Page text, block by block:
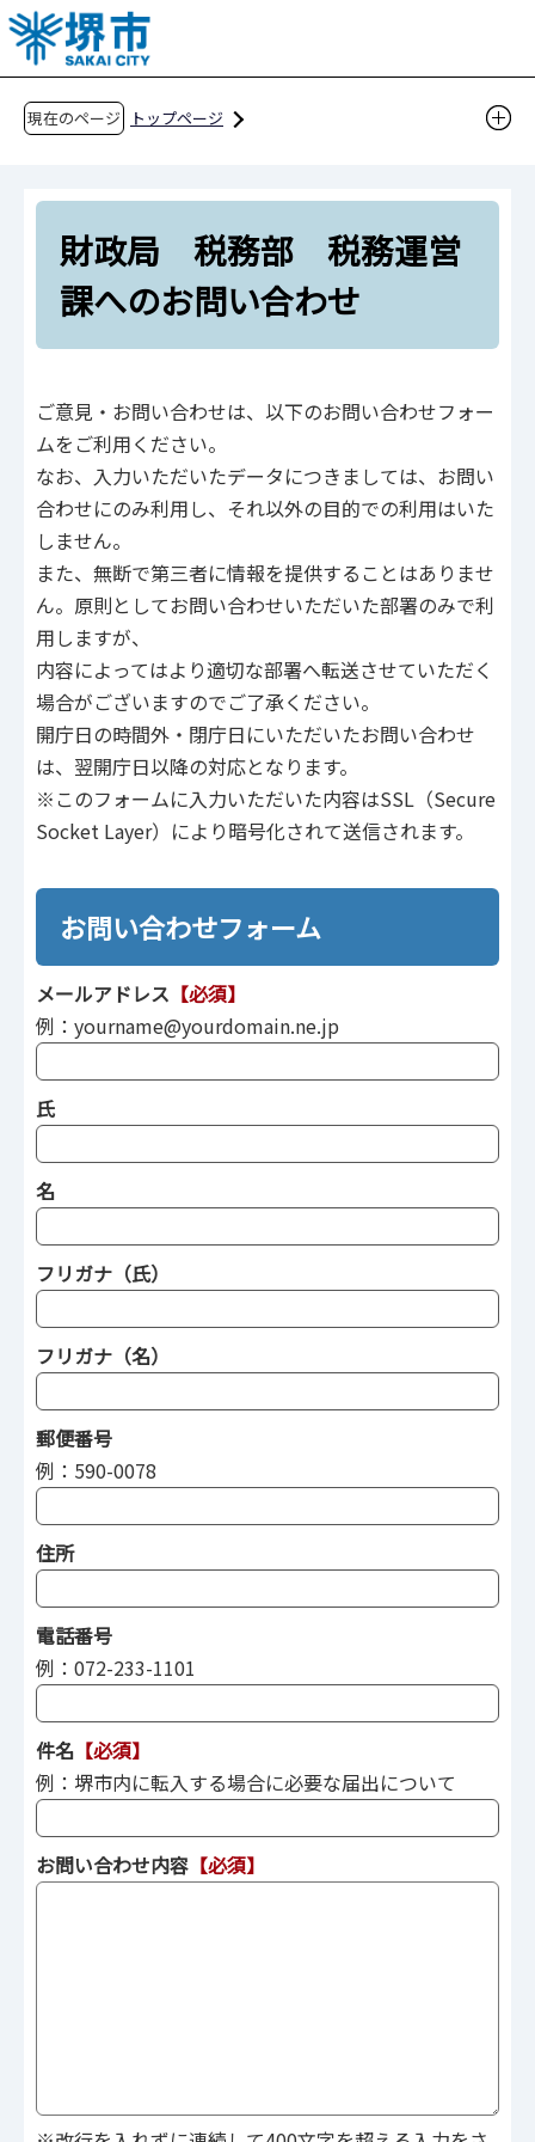
こ
の
ペ
現在のページ
トップページ
財政局 税務部 税務運営
課へのお問い合わせ
ご意見・お問い合わせは、以下のお問い合わせフォー
ムをご利用ください。
なお、入力いただいたデータにつきましては、お問い
合わせにのみ利用し、それ以外の目的での利用はいた
しません。
また、無断で第三者に情報を提供することはありませ
ん。原則としてお問い合わせいただいた部署のみで利
用しますが、
内容によってはより適切な部署へ転送させていただく
場合がございますのでご了承ください。
開庁日の時間外・閉庁日にいただいたお問い合わせ
は、翌開庁日以降の対応となります。
※このフォームに入力いただいた内容はSSL（Secure
Socket Layer）により暗号化されて送信されます。
お問い合わせフォーム
メールアドレス 【必須】
例：yourname@yourdomain.ne.jp
氏
名
フリガナ（氏）
フリガナ（名）
郵便番号
例：590-0078
住所
電話番号
例：072-233-1101
件名 【必須】
例：堺市内に転入する場合に必要な届出について
お問い合わせ内容 【必須】